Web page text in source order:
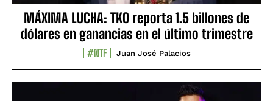
MÁXIMA LUCHA: TKO reporta 1.5 billones de
dólares en ganancias en el último trimestre
#NTF Juan José Palacios